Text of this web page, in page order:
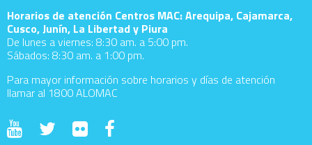
Horarios de atención Centros MAC: Arequipa, Cajamarca,
Cusco, Junín, La Libertad y Piura
De lunes a viernes: 8:30 am. a 5:00 pm.
Sábados: 8:30 am. a 1:00 pm.
Para mayor información sobre horarios y días de atención
llamar al 1800 ALOMAC